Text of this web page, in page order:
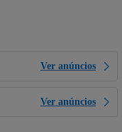
Ver anúncios
Ver anúncios